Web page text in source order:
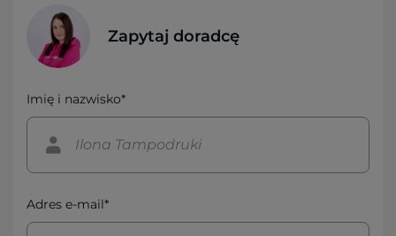
Zapytaj doradcę
Imię i nazwisko*
Adres e-mail*